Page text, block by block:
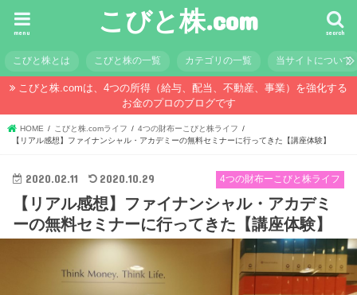
こびと株.com search
menu
こびと株とは こびと株の一覧 カテゴリの一覧 当サイトについて
こびと株.comは、4つの所得（給与、配当、不動産、事業）を強化する
お金のプロのブログです
HOME こびと株.comライフ
4つの財布ーこびと株ライフ
【リアル感想】ファイナンシャル・アカデミーの無料セミナーに行ってきた【講座体験】
4つの財布ーこびと株ライフ
2020.02.11 2020.10.29
【リアル感想】ファイナンシャル・アカデミ
ーの無料セミナーに行ってきた【講座体験】